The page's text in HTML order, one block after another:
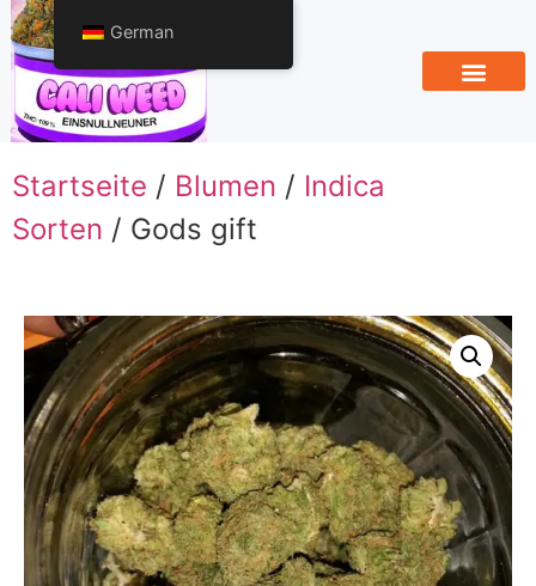
Startseite / Blumen / Indica
Sorten / Gods gift
German